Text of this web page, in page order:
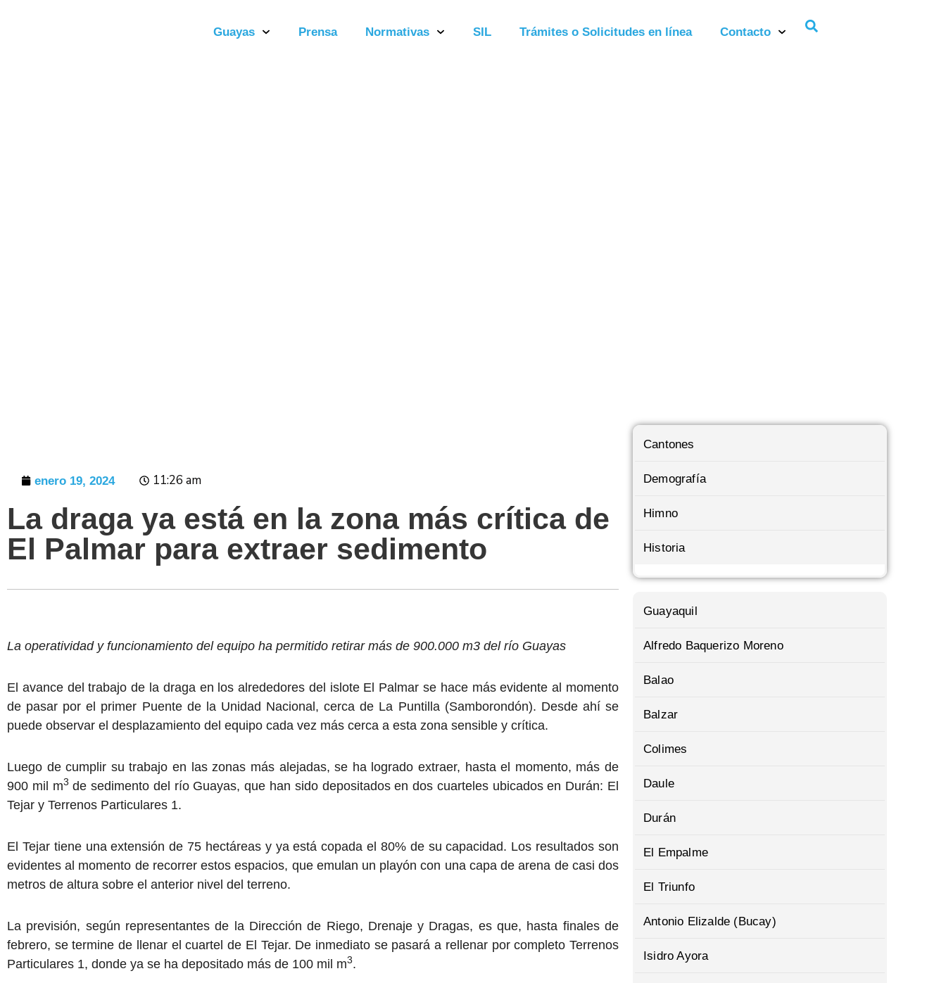
Guayas Prensa Normativas SIL Trámites o Solicitudes en línea Contacto
enero 19, 2024 11:26 am
La draga ya está en la zona más crítica de
El Palmar para extraer sedimento
La operatividad y funcionamiento del equipo ha permitido retirar más de 900.000 m3 del río Guayas
El avance del trabajo de la draga en los alrededores del islote El Palmar se hace más evidente al momento
de pasar por el primer Puente de la Unidad Nacional, cerca de La Puntilla (Samborondón). Desde ahí se
puede observar el desplazamiento del equipo cada vez más cerca a esta zona sensible y crítica.
Luego de cumplir su trabajo en las zonas más alejadas, se ha logrado extraer, hasta el momento, más de
900 mil m3 de sedimento del río Guayas, que han sido depositados en dos cuarteles ubicados en Durán: El
Tejar y Terrenos Particulares 1.
El Tejar tiene una extensión de 75 hectáreas y ya está copada el 80% de su capacidad. Los resultados son
evidentes al momento de recorrer estos espacios, que emulan un playón con una capa de arena de casi dos
metros de altura sobre el anterior nivel del terreno.
La previsión, según representantes de la Dirección de Riego, Drenaje y Dragas, es que, hasta finales de
febrero, se termine de llenar el cuartel de El Tejar. De inmediato se pasará a rellenar por completo Terrenos
Particulares 1, donde ya se ha depositado más de 100 mil m3.
Cantones
Demografía
Himno
Historia
Guayaquil
Alfredo Baquerizo Moreno
Balao
Balzar
Colimes
Daule
Durán
El Empalme
El Triunfo
Antonio Elizalde (Bucay)
Isidro Ayora